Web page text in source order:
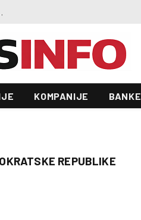
kompanije
KOMPANIJE BANKE
REPUBLIKE